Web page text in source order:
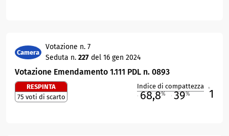
Camera
Votazione n. 7
Seduta n. 227 del 16 gen 2024
Votazione Emendamento 1.111 PDL n. 0893
RESPINTA
75 voti di scarto
Indice di compattezza
68,8% 39% 1